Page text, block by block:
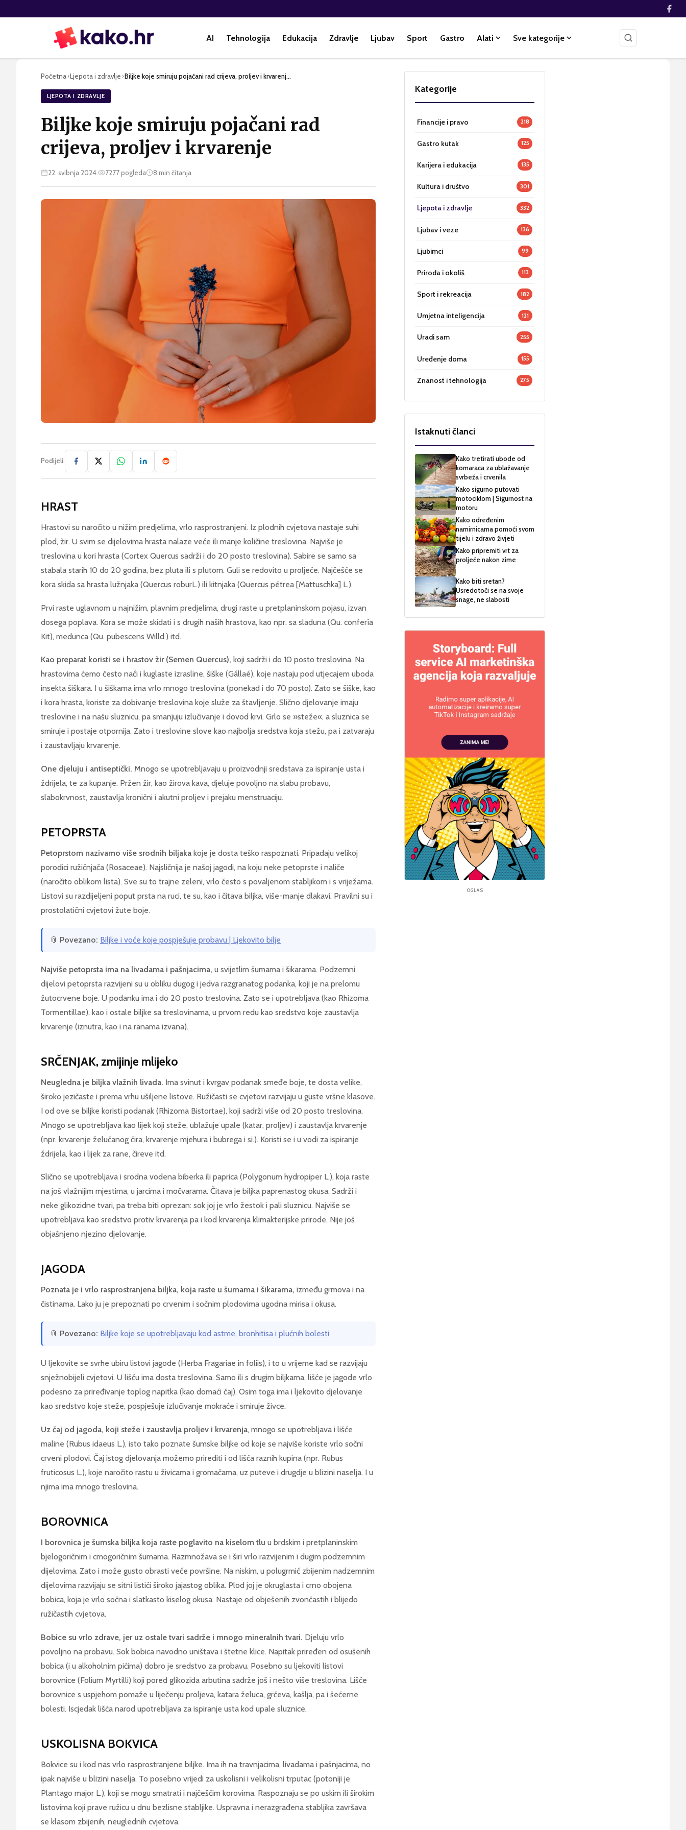
AI Tehnologija Edukacija Zdravlje Ljubav Sport Gastro Alati Sve kategorije
Početna›Ljepota i zdravlje ›Biljke koje smiruju pojačani rad crijeva, proljev i krvarenj…
LJEPOTA I ZDRAVLJE
Biljke koje smiruju pojačani rad
crijeva, proljev i krvarenje
22. svibnja 2024. 7277pogleda 8 min čitanja
Podijeli:
HRAST
Hrastovi su naročito u nižim predjelima, vrlo rasprostranjeni. Iz plodnih cvjetova nastaje suhi
plod, žir. U svim se dijelovima hrasta nalaze veće ili manje količine treslovina. Najviše je
treslovina u kori hrasta (Cortex Quercus sadrži i do 20 posto treslovina). Sabire se samo sa
stabala starih 10 do 20 godina, bez pluta ili s plutom. Guli se redovito u proljeće. Najčešće se
kora skida sa hrasta lužnjaka (Quercus roburL.) ili kitnjaka (Quercus pétrea [Mattuschka] L.).
Prvi raste uglavnom u najnižim, plavnim predjelima, drugi raste u pretplaninskom pojasu, izvan
dosega poplava. Kora se može skidati i s drugih naših hrastova, kao npr. sa sladuna (Qu. confería
Kit), medunca (Qu. pubescens Willd.) itd.
Kao preparat koristi se i hrastov žir (Semen Quercus), koji sadrži i do 10 posto treslovina. Na
hrastovima ćemo često naći i kuglaste izrasline, šiške (Gállaé), koje nastaju pod utjecajem uboda
insekta šiškara. I u šiškama ima vrlo mnogo treslovina (ponekad i do 70 posto). Zato se šiške, kao
i kora hrasta, koriste za dobivanje treslovina koje služe za štavljenje. Slično djelovanje imaju
treslovine i na našu sluznicu, pa smanjuju izlučivanje i dovod krvi. Grlo se »steže«, a sluznica se
smiruje i postaje otpornija. Zato i treslovine slove kao najbolja sredstva koja stežu, pa i zatvaraju
i zaustavljaju krvarenje.
One djeluju i antiseptički. Mnogo se upotrebljavaju u proizvodnji sredstava za ispiranje usta i
ždrijela, te za kupanje. Pržen žir, kao žirova kava, djeluje povoljno na slabu probavu,
slabokrvnost, zaustavlja kronični i akutni proljev i prejaku menstruaciju.
PETOPRSTA
Petoprstom nazivamo više srodnih biljaka koje je dosta teško raspoznati. Pripadaju velikoj
porodici ružičnjača (Rosaceae). Najsličnija je našoj jagodi, na koju neke petoprste i naliče
(naročito oblikom lista). Sve su to trajne zeleni, vrlo često s povaljenom stabljikom i s vriježama.
Listovi su razdijeljeni poput prsta na ruci, te su, kao i čitava biljka, više-manje dlakavi. Pravilni su i
prostolatični cvjetovi žute boje.
📎 Povezano: Biljke i voće koje pospješuje probavu | Ljekovito bilje
Najviše petoprsta ima na livadama i pašnjacima, u svijetlim šumama i šikarama. Podzemni
dijelovi petoprsta razvijeni su u obliku dugog i jedva razgranatog podanka, koji je na prelomu
žutocrvene boje. U podanku ima i do 20 posto treslovina. Zato se i upotrebljava (kao Rhizoma
Tormentillae), kao i ostale biljke sa treslovinama, u prvom redu kao sredstvo koje zaustavlja
krvarenje (iznutra, kao i na ranama izvana).
SRČENJAK, zmijinje mlijeko
Neugledna je biljka vlažnih livada. Ima svinut i kvrgav podanak smeđe boje, te dosta velike,
široko jezičaste i prema vrhu ušiljene listove. Ružičasti se cvjetovi razvijaju u guste vršne klasove.
I od ove se biljke koristi podanak (Rhizoma Bistortae), koji sadrži više od 20 posto treslovina.
Mnogo se upotrebljava kao lijek koji steže, ublažuje upale (katar, proljev) i zaustavlja krvarenje
(npr. krvarenje želučanog čira, krvarenje mjehura i bubrega i si.). Koristi se i u vodi za ispiranje
ždrijela, kao i lijek za rane, čireve itd.
Slično se upotrebljava i srodna vodena biberka ili paprica (Polygonum hydropiper L.), koja raste
na još vlažnijim mjestima, u jarcima i močvarama. Čitava je biljka paprenastog okusa. Sadrži i
neke glikozidne tvari, pa treba biti oprezan: sok joj je vrlo žestok i pali sluznicu. Najviše se
upotrebljava kao sredstvo protiv krvarenja pa i kod krvarenja klimakterijske prirode. Nije još
objašnjeno njezino djelovanje.
JAGODA
Poznata je i vrlo rasprostranjena biljka, koja raste u šumama i šikarama, između grmova i na
čistinama. Lako ju je prepoznati po crvenim i sočnim plodovima ugodna mirisa i okusa.
📎 Povezano: Biljke koje se upotrebljavaju kod astme, bronhitisa i plućnih bolesti
U ljekovite se svrhe ubiru listovi jagode (Herba Fragariae in foliis), i to u vrijeme kad se razvijaju
snježnobijeli cvjetovi. U lišću ima dosta treslovina. Samo ili s drugim biljkama, lišće je jagode vrlo
podesno za priređivanje toplog napitka (kao domaći čaj). Osim toga ima i ljekovito djelovanje
kao sredstvo koje steže, pospješuje izlučivanje mokraće i smiruje živce.
Uz čaj od jagoda, koji steže i zaustavlja proljev i krvarenja, mnogo se upotrebljava i lišće
maline (Rubus idaeus L.), isto tako poznate šumske biljke od koje se najviše koriste vrlo sočni
crveni plodovi. Čaj istog djelovanja možemo prirediti i od lišća raznih kupina (npr. Rubus
fruticosus L.), koje naročito rastu u živicama i gromačama, uz puteve i drugdje u blizini naselja. I u
njima ima mnogo treslovina.
BOROVNICA
I borovnica je šumska biljka koja raste poglavito na kiselom tlu u brdskim i pretplaninskim
bjelogoričnim i cmogoričnim šumama. Razmnožava se i širi vrlo razvijenim i dugim podzemnim
dijelovima. Zato i može gusto obrasti veće površine. Na niskim, u polugrmić zbijenim nadzemnim
dijelovima razvijaju se sitni listići široko jajastog oblika. Plod joj je okruglasta i crno obojena
bobica, koja je vrlo sočna i slatkasto kiselog okusa. Nastaje od obješenih zvončastih i blijedo
ružičastih cvjetova.
Bobice su vrlo zdrave, jer uz ostale tvari sadrže i mnogo mineralnih tvari. Djeluju vrlo
povoljno na probavu. Sok bobica navodno uništava i štetne klice. Napitak priređen od osušenih
bobica (i u alkoholnim pićima) dobro je sredstvo za probavu. Posebno su ljekoviti listovi
borovnice (Folium Myrtilli) koji pored glikozida arbutina sadrže još i nešto više treslovina. Lišće
borovnice s uspjehom pomaže u liječenju proljeva, katara želuca, grčeva, kašlja, pa i šećerne
bolesti. Iscjedak lišća narod upotrebljava za ispiranje usta kod upale sluznice.
USKOLISNA BOKVICA
Bokvice su i kod nas vrlo rasprostranjene biljke. Ima ih na travnjacima, livadama i pašnjacima, no
ipak najviše u blizini naselja. To posebno vrijedi za uskolisni i velikolisni trputac (potoniji je
Plantago major L.), koji se mogu smatrati i najčešćim korovima. Raspoznaju se po uskim ili širokim
listovima koji prave ružicu u dnu bezlisne stabljike. Uspravna i nerazgrađena stabljika završava
se klasom zbijenih, neuglednih cvjetova.
Kategorije
Financije i pravo 218
Gastro kutak 125
Karijera i edukacija 135
Kultura i društvo 301
Ljepota i zdravlje 332
Ljubav i veze 136
Ljubimci 99
Priroda i okoliš 113
Sport i rekreacija 182
Umjetna inteligencija 121
Uradi sam 255
Uređenje doma 155
Znanost i tehnologija 275
Istaknuti članci
Kako tretirati ubode od
komaraca za ublažavanje
svrbeža i crvenila
Kako sigurno putovati
motociklom | Sigurnost na
motoru
Kako određenim
namirnicama pomoći svom
tijelu i zdravo živjeti
Kako pripremiti vrt za
proljeće nakon zime
Kako biti sretan?
Usredotoči se na svoje
snage, ne slabosti
OGLAS